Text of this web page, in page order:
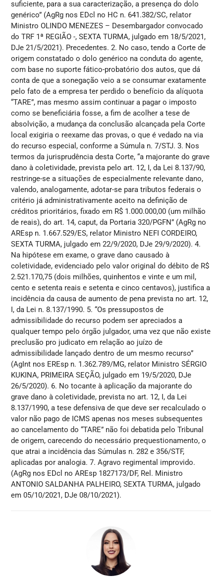
suficiente, para a sua caracterização, a presença do dolo
genérico” (AgRg nos EDcl no HC n. 641.382/SC, relator
Ministro OLINDO MENEZES – Desembargador convocado
do TRF 1ª REGIÃO -, SEXTA TURMA, julgado em 18/5/2021,
DJe 21/5/2021). Precedentes. 2. No caso, tendo a Corte de
origem constatado o dolo genérico na conduta do agente,
com base no suporte fático-probatório dos autos, que dá
conta de que a sonegação veio a se consumar exatamente
pelo fato de a empresa ter perdido o benefício da alíquota
“TARE”, mas mesmo assim continuar a pagar o imposto
como se beneficiária fosse, a fim de acolher a tese de
absolvição, a mudança da conclusão alcançada pela Corte
local exigiria o reexame das provas, o que é vedado na via
do recurso especial, conforme a Súmula n. 7/STJ. 3. Nos
termos da jurisprudência desta Corte, “a majorante do grave
dano à coletividade, prevista pelo art. 12, I, da Lei 8.137/90,
restringe-se a situações de especialmente relevante dano,
valendo, analogamente, adotar-se para tributos federais o
critério já administrativamente aceito na definição de
créditos prioritários, fixado em R$ 1.000.000,00 (um milhão
de reais), do art. 14, caput, da Portaria 320/PGFN” (AgRg no
AREsp n. 1.667.529/ES, relator Ministro NEFI CORDEIRO,
SEXTA TURMA, julgado em 22/9/2020, DJe 29/9/2020). 4.
Na hipótese em exame, o grave dano causado à
coletividade, evidenciado pelo valor original do débito de R$
2.521.170,75 (dois milhões, quinhentos e vinte e um mil,
cento e setenta reais e setenta e cinco centavos), justifica a
incidência da causa de aumento de pena prevista no art. 12,
I, da Lei n. 8.137/1990. 5. “Os pressupostos de
admissibilidade do recurso podem ser apreciados a
qualquer tempo pelo órgão julgador, uma vez que não existe
preclusão pro judicato em relação ao juízo de
admissibilidade lançado dentro de um mesmo recurso”
(AgInt nos EREsp n. 1.362.789/MG, relator Ministro SÉRGIO
KUKINA, PRIMEIRA SEÇÃO, julgado em 19/5/2020, DJe
26/5/2020). 6. No tocante à aplicação da majorante do
grave dano à coletividade, prevista no art. 12, I, da Lei
8.137/1990, a tese defensiva de que deve ser recalculado o
valor não pago de ICMS apenas nos meses subsequentes
ao cancelamento do “TARE” não foi debatida pelo Tribunal
de origem, carecendo do necessário prequestionamento, o
que atrai a incidência das Súmulas n. 282 e 356/STF,
aplicadas por analogia. 7. Agravo regimental improvido.
(AgRg nos EDcl no AREsp 1827173/DF, Rel. Ministro
ANTONIO SALDANHA PALHEIRO, SEXTA TURMA, julgado
em 05/10/2021, DJe 08/10/2021).